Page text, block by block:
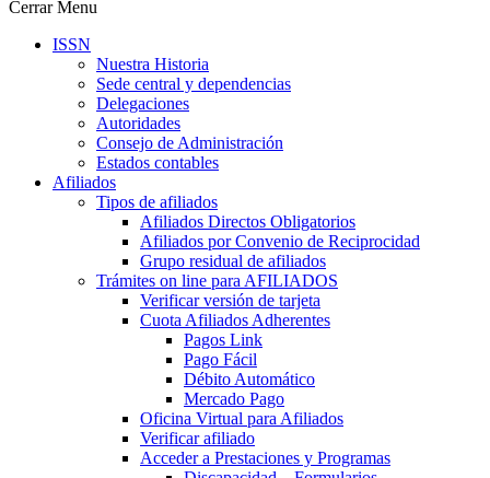
Cerrar Menu
ISSN
Nuestra Historia
Sede central y dependencias
Delegaciones
Autoridades
Consejo de Administración
Estados contables
Afiliados
Tipos de afiliados
Afiliados Directos Obligatorios
Afiliados por Convenio de Reciprocidad
Grupo residual de afiliados
Trámites on line para AFILIADOS
Verificar versión de tarjeta
Cuota Afiliados Adherentes
Pagos Link
Pago Fácil
Débito Automático
Mercado Pago
Oficina Virtual para Afiliados
Verificar afiliado
Acceder a Prestaciones y Programas